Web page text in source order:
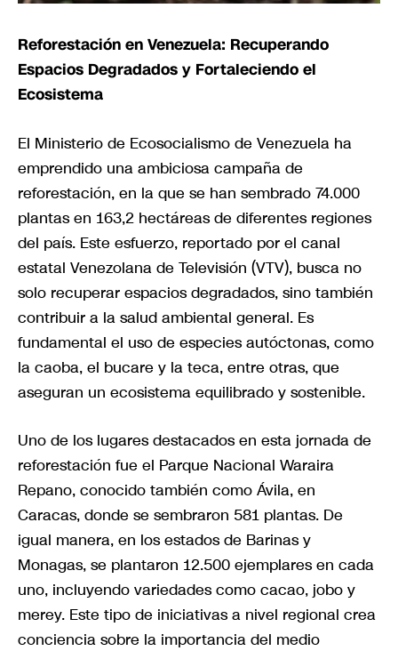
Reforestación en Venezuela: Recuperando
Espacios Degradados y Fortaleciendo el
Ecosistema
El Ministerio de Ecosocialismo de Venezuela ha
emprendido una ambiciosa campaña de
reforestación, en la que se han sembrado 74.000
plantas en 163,2 hectáreas de diferentes regiones
del país. Este esfuerzo, reportado por el canal
estatal Venezolana de Televisión (VTV), busca no
solo recuperar espacios degradados, sino también
contribuir a la salud ambiental general. Es
fundamental el uso de especies autóctonas, como
la caoba, el bucare y la teca, entre otras, que
aseguran un ecosistema equilibrado y sostenible.
Uno de los lugares destacados en esta jornada de
reforestación fue el Parque Nacional Waraira
Repano, conocido también como Ávila, en
Caracas, donde se sembraron 581 plantas. De
igual manera, en los estados de Barinas y
Monagas, se plantaron 12.500 ejemplares en cada
uno, incluyendo variedades como cacao, jobo y
merey. Este tipo de iniciativas a nivel regional crea
conciencia sobre la importancia del medio